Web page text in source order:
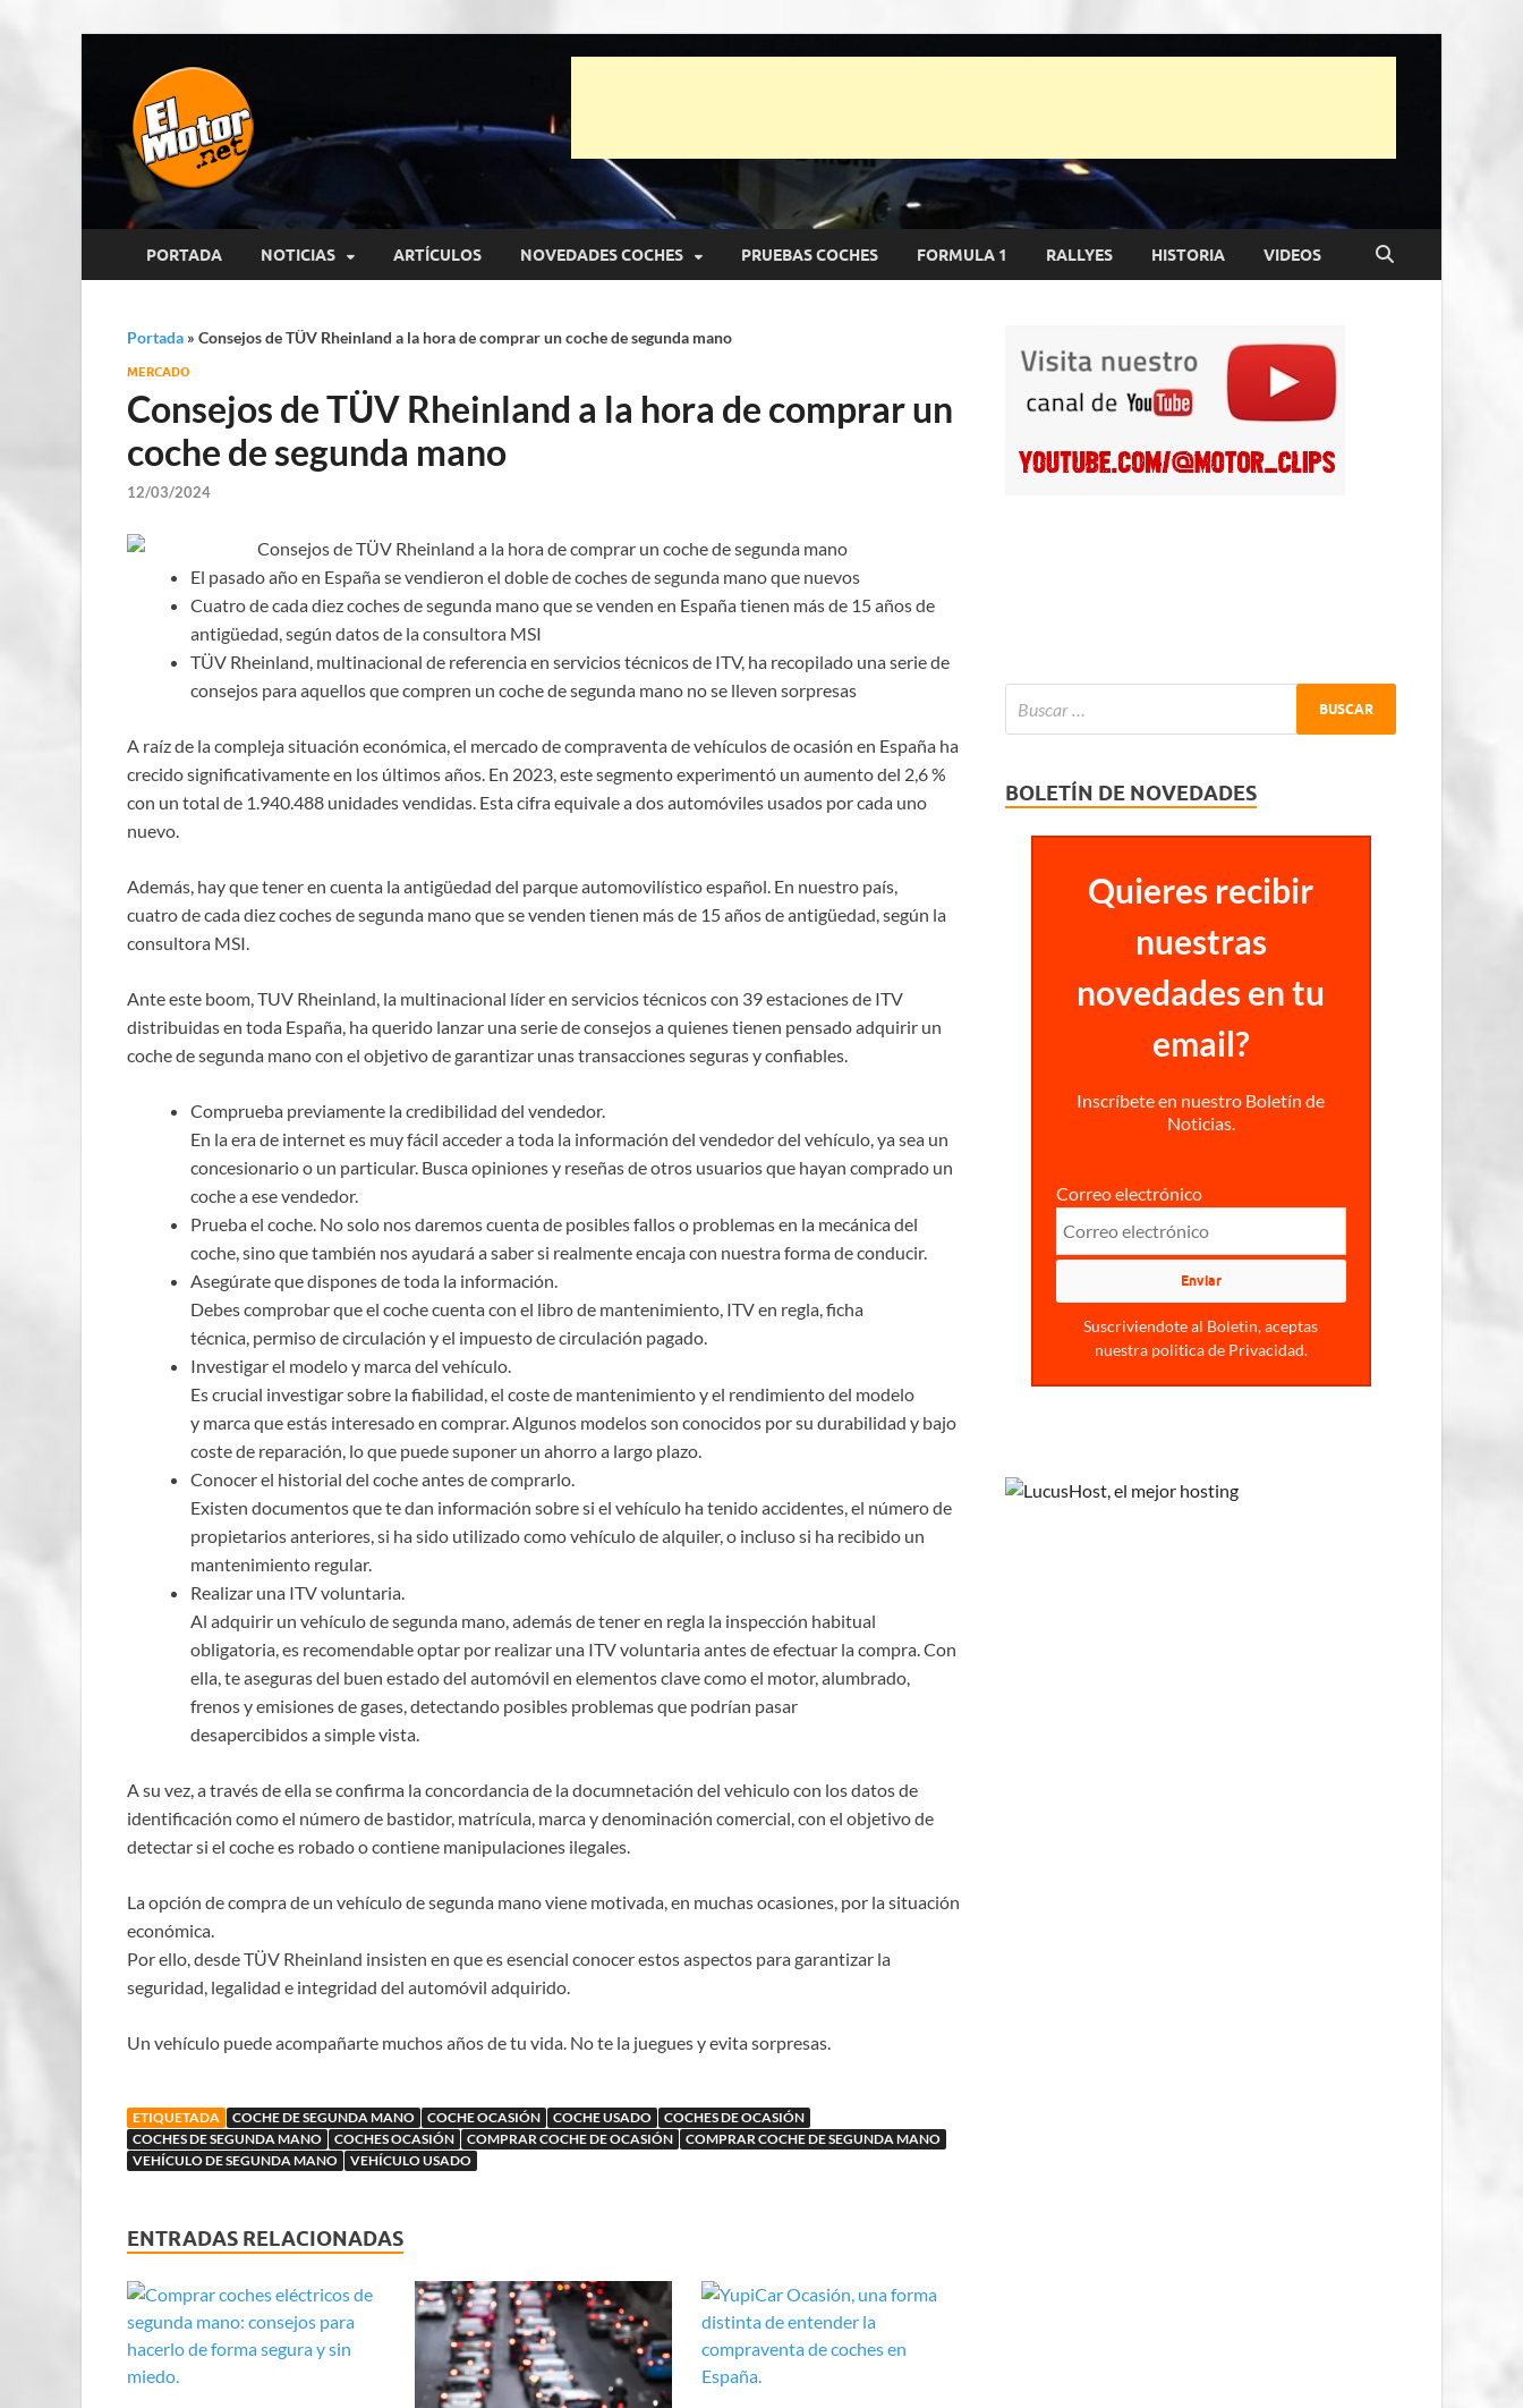
El Motor punto Net
PORTADA NOTICIAS ARTÍCULOS NOVEDADES COCHES PRUEBAS COCHES FORMULA 1 RALLYES HISTORIA VIDEOS
Portada » Consejos de TÜV Rheinland a la hora de comprar un coche de segunda mano
MERCADO
Consejos de TÜV Rheinland a la hora de comprar un
coche de segunda mano
12/03/2024
El pasado año en España se vendieron el doble de coches de segunda mano que nuevos
Cuatro de cada diez coches de segunda mano que se venden en España tienen más de 15 años de
antigüedad, según datos de la consultora MSI
TÜV Rheinland, multinacional de referencia en servicios técnicos de ITV, ha recopilado una serie de
consejos para aquellos que compren un coche de segunda mano no se lleven sorpresas
A raíz de la compleja situación económica, el mercado de compraventa de vehículos de ocasión en España ha
crecido significativamente en los últimos años. En 2023, este segmento experimentó un aumento del 2,6 %
con un total de 1.940.488 unidades vendidas. Esta cifra equivale a dos automóviles usados por cada uno
nuevo.
Además, hay que tener en cuenta la antigüedad del parque automovilístico español. En nuestro país,
cuatro de cada diez coches de segunda mano que se venden tienen más de 15 años de antigüedad, según la
consultora MSI.
Ante este boom, TUV Rheinland, la multinacional líder en servicios técnicos con 39 estaciones de ITV
distribuidas en toda España, ha querido lanzar una serie de consejos a quienes tienen pensado adquirir un
coche de segunda mano con el objetivo de garantizar unas transacciones seguras y confiables.
Comprueba previamente la credibilidad del vendedor.
En la era de internet es muy fácil acceder a toda la información del vendedor del vehículo, ya sea un
concesionario o un particular. Busca opiniones y reseñas de otros usuarios que hayan comprado un
coche a ese vendedor.
Prueba el coche. No solo nos daremos cuenta de posibles fallos o problemas en la mecánica del
coche, sino que también nos ayudará a saber si realmente encaja con nuestra forma de conducir.
Asegúrate que dispones de toda la información.
Debes comprobar que el coche cuenta con el libro de mantenimiento, ITV en regla, ficha
técnica, permiso de circulación y el impuesto de circulación pagado.
Investigar el modelo y marca del vehículo.
Es crucial investigar sobre la fiabilidad, el coste de mantenimiento y el rendimiento del modelo
y marca que estás interesado en comprar. Algunos modelos son conocidos por su durabilidad y bajo
coste de reparación, lo que puede suponer un ahorro a largo plazo.
Conocer el historial del coche antes de comprarlo.
Existen documentos que te dan información sobre si el vehículo ha tenido accidentes, el número de
propietarios anteriores, si ha sido utilizado como vehículo de alquiler, o incluso si ha recibido un
mantenimiento regular.
Realizar una ITV voluntaria.
Al adquirir un vehículo de segunda mano, además de tener en regla la inspección habitual
obligatoria, es recomendable optar por realizar una ITV voluntaria antes de efectuar la compra. Con
ella, te aseguras del buen estado del automóvil en elementos clave como el motor, alumbrado,
frenos y emisiones de gases, detectando posibles problemas que podrían pasar
desapercibidos a simple vista.
A su vez, a través de ella se confirma la concordancia de la documnetación del vehiculo con los datos de
identificación como el número de bastidor, matrícula, marca y denominación comercial, con el objetivo de
detectar si el coche es robado o contiene manipulaciones ilegales.
La opción de compra de un vehículo de segunda mano viene motivada, en muchas ocasiones, por la situación
económica.
Por ello, desde TÜV Rheinland insisten en que es esencial conocer estos aspectos para garantizar la
seguridad, legalidad e integridad del automóvil adquirido.
Un vehículo puede acompañarte muchos años de tu vida. No te la juegues y evita sorpresas.
ETIQUETADA COCHE DE SEGUNDA MANO COCHE OCASIÓN COCHE USADO
COCHES DE OCASIÓN
COCHES DE SEGUNDA MANO
COCHES OCASIÓN COMPRAR COCHE DE OCASIÓN
COMPRAR COCHE DE SEGUNDA MANO
VEHÍCULO DE SEGUNDA MANO
VEHÍCULO USADO
ENTRADAS RELACIONADAS
BOLETÍN DE NOVEDADES
Quieres recibir
nuestras
novedades en tu
email?
Inscríbete en nuestro Boletín de
Noticias.
Correo electrónico
Suscriviendote al Boletin, aceptas
nuestra politica de Privacidad.